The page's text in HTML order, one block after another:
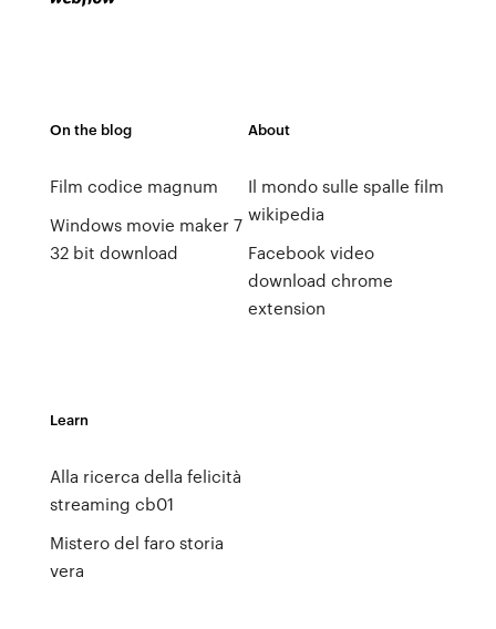
On the blog
Film codice magnum
Windows movie maker 7
32 bit download
About
Il mondo sulle spalle film
wikipedia
Facebook video
download chrome
extension
Learn
Alla ricerca della felicità
streaming cb01
Mistero del faro storia
vera